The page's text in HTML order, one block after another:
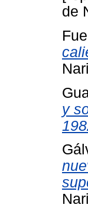
de
y